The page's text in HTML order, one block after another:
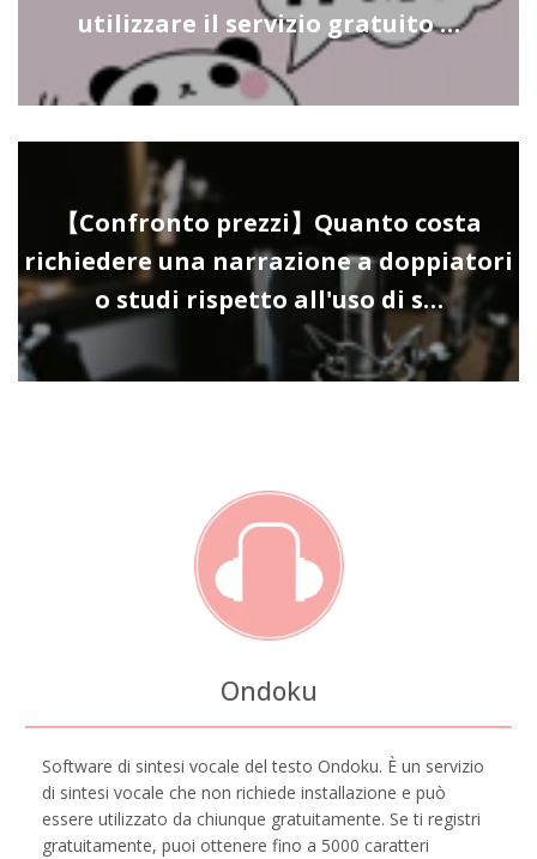
utilizzare il servizio gratuito …
【Confronto prezzi】Quanto costa
richiedere una narrazione a doppiatori
o studi rispetto all'uso di s…
Ondoku
Software di sintesi vocale del testo Ondoku. È un servizio
di sintesi vocale che non richiede installazione e può
essere utilizzato da chiunque gratuitamente. Se ti registri
gratuitamente, puoi ottenere fino a 5000 caratteri